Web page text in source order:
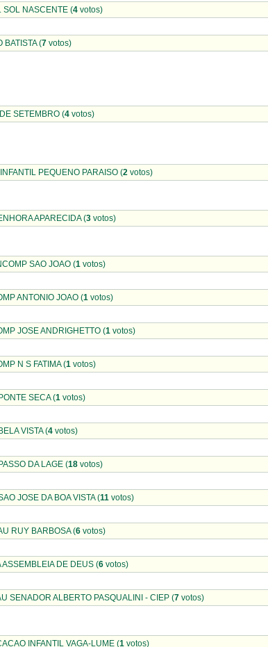
SOL NASCENTE (4 votos)
BATISTA (7 votos)
SETEMBRO (4 votos)
PEQUENO PARAISO (2 votos)
APARECIDA (3 votos)
SAO JOAO (1 votos)
ANTONIO JOAO (1 votos)
JOSE ANDRIGHETTO (1 votos)
N S FATIMA (1 votos)
SECA (1 votos)
VISTA (4 votos)
DA LAGE (18 votos)
JOSE DA BOA VISTA (11 votos)
RUY BARBOSA (6 votos)
DE DEUS (6 votos)
SENADOR ALBERTO PASQUALINI - CIEP (7 votos)
INFANTIL VAGA-LUME (1 votos)